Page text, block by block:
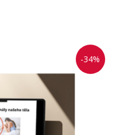
-34%